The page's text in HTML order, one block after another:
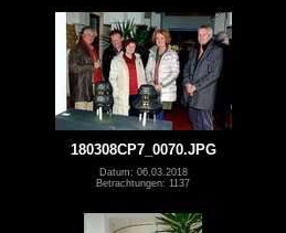
180308CP7_0070.JPG
Datum: 06.03.2018
Betrachtungen: 1137